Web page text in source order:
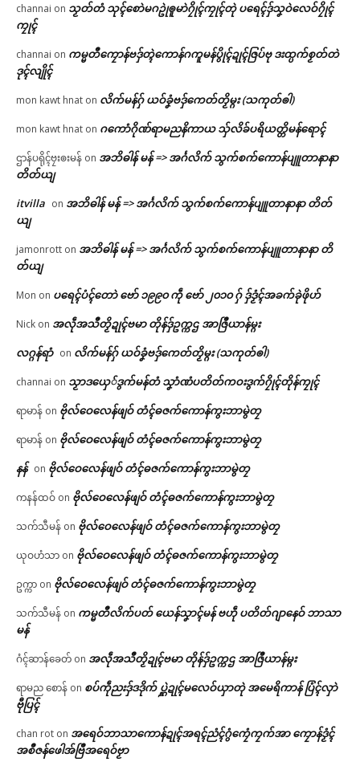
channai on သၟတ်တံ သုၚ်စောဲမဂဥုဲၜူမာဲဂၠိုၚ်ကၠုၚ်တုဲ ပရေၚ်ဒှ်သၞဝဲလေဝ်ဂၠိုၚ်
ကၠုၚ်
channai on ကမ္မတဳကၠောန်ဗဒှ်တ္ၚဲကောန်ဂကူမန်ပွိုၚ်ဍုၚ်ဇြပ်ဗု ဒးထ္ပက်စၟတ်တဲ
ဒုၚ်လျိုၚ်
mon kawt hnat on လိက်မန်ဂှ် ယဝ်ခၞံဗဒှ်ကေတ်တၟိမ္ဂး (သကုတ်ၜါ)
mon kawt hnat on ဂကောံဂိုဏ်ရာမညနိကာယ သှ်လိခ်ပရိယတ္တိမန်ရောၚ်
ဌာန်ပရိုၚ်ဗၠးၜးမန် on အဘိဓါန် မန် => အၚ်္ဂလိက် သွက်စက်ကောန်ပျူတာနာနာ
တိတ်ယျ
itvilla on အဘိဓါန် မန် => အၚ်္ဂလိက် သွက်စက်ကောန်ပျူတာနာနာ တိတ်
ယျ
jamonrott on အဘိဓါန် မန် => အၚ်္ဂလိက် သွက်စက်ကောန်ပျူတာနာနာ တိ
တ်ယျ
Mon on ပရေၚ်ပံၚ်တောဲ ဗော် ၁၉၉၀ ကဵု ဗော် ၂၀၁၀ ဂှ် ဒှ်ဒၟံၚ်အခက်ခုဲဖိုဟ်
Nick on အလဵုအသဳတၟိဍုၚ်ဗမာ တိုန်ဒှ်ဥက္ကဌ အာဇြဳယာန်မ္ဂး
လဂ္ဂန်ရာံ on လိက်မန်ဂှ် ယဝ်ခၞံဗဒှ်ကေတ်တၟိမ္ဂး (သကုတ်ၜါ)
channai on သၟာဒယှေ်ဒွက်မန်တံ သၞာံဏံပတိတ်ကဝးဒွက်ဂၠိုၚ်တိုန်ကၠုၚ်
ရာမာန် on ဗိုလ်ဝေလေန်ဖျဝ် တံၚ်ဓဇက်ကောန်ကွးဘာမွဲတၠ
ရာမာန် on ဗိုလ်ဝေလေန်ဖျဝ် တံၚ်ဓဇက်ကောန်ကွးဘာမွဲတၠ
နန် on ဗိုလ်ဝေလေန်ဖျဝ် တံၚ်ဓဇက်ကောန်ကွးဘာမွဲတၠ
ကနန်ထဝ် on ဗိုလ်ဝေလေန်ဖျဝ် တံၚ်ဓဇက်ကောန်ကွးဘာမွဲတၠ
သက်သီမန် on ဗိုလ်ဝေလေန်ဖျဝ် တံၚ်ဓဇက်ကောန်ကွးဘာမွဲတၠ
ယုဝဟံသာ on ဗိုလ်ဝေလေန်ဖျဝ် တံၚ်ဓဇက်ကောန်ကွးဘာမွဲတၠ
ဥက္ကာ on ဗိုလ်ဝေလေန်ဖျဝ် တံၚ်ဓဇက်ကောန်ကွးဘာမွဲတၠ
သက်သီမန် on ကမ္မတဳလိက်ပတ် ယေန်သၞာၚ်မန် ဗဟဵု ပတိတ်ဂျာနေဝ် ဘာသာ
မန်
ဂံၚ်ဆာန်ခေတ် on အလဵုအသဳတၟိဍုၚ်ဗမာ တိုန်ဒှ်ဥက္ကဌ အာဇြဳယာန်မ္ဂး
ရာမည စောန် on စပ်ကဵုညးဒှ်ဒဒိုက် ပ္ဋဲဍုၚ်မလေဝ်ယှာတုဲ အမေရိကာန် ပြံၚ်လှာဲ
ဗီုပြၚ်
chan rot on အရေဝ်ဘာသာကောန်ဍုၚ်အရၚ်ညံၚ်ဂွံကၠေံကၠက်အာ ကၠောန်ဒၟံၚ်
အစဳဇန်ဖေါအ်ဗြဳအရေဝ်ဗၟာ